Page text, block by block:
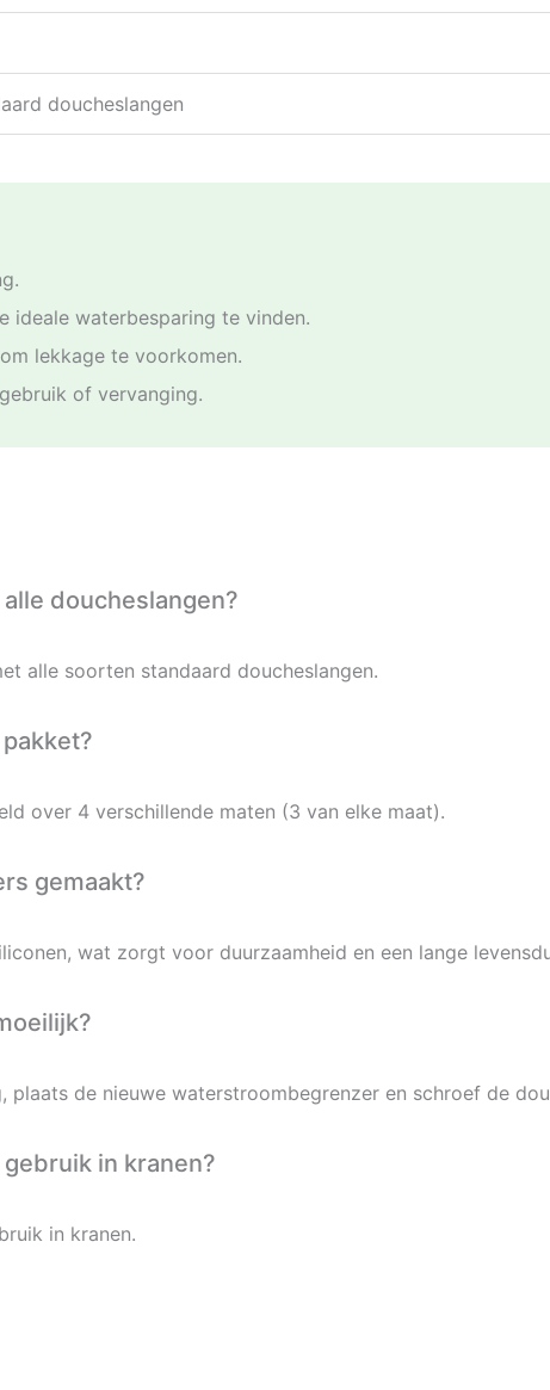
doucheslangen
ideale waterbesparing te vinden.
lekkage te voorkomen.
of vervanging.
doucheslangen?
alle soorten standaard doucheslangen.
over 4 verschillende maten (3 van elke maat).
gemaakt?
wat zorgt voor duurzaamheid en een lange
de nieuwe waterstroombegrenzer en schroef de
in kranen?
in kranen.